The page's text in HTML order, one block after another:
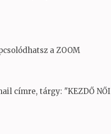
a ZOOM
címre, tárgy: "KEZDŐ NŐI